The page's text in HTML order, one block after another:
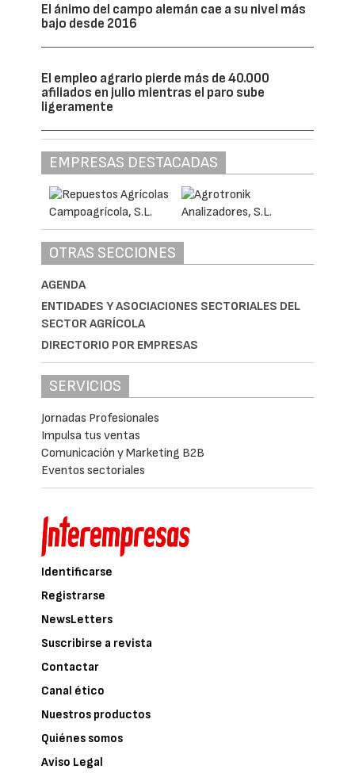
El ánimo del campo alemán cae a su nivel más
bajo desde 2016
El empleo agrario pierde más de 40.000
afiliados en julio mientras el paro sube
ligeramente
EMPRESAS DESTACADAS
OTRAS SECCIONES
AGENDA
ENTIDADES Y ASOCIACIONES SECTORIALES DEL
SECTOR AGRÍCOLA
DIRECTORIO POR EMPRESAS
SERVICIOS
Jornadas Profesionales
Impulsa tus ventas
Comunicación y Marketing B2B
Eventos sectoriales
Identificarse
Registrarse
NewsLetters
Suscribirse a revista
Contactar
Canal ético
Nuestros productos
Quiénes somos
Aviso Legal